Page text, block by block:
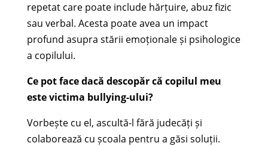
repetat care poate include hărțuire, abuz fizic
sau verbal. Acesta poate avea un impact
profund asupra stării emoționale și psihologice
a copilului.
Ce pot face dacă descopăr că copilul meu
este victima bullying-ului?
Vorbește cu el, ascultă-l fără judecăți și
colaborează cu școala pentru a găsi soluții.